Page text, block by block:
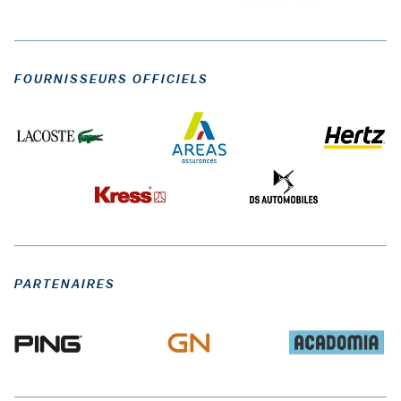
FOURNISSEURS OFFICIELS
PARTENAIRES